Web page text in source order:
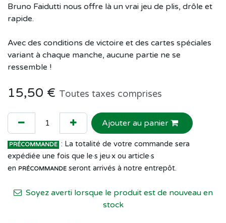
Bruno Faidutti nous offre là un vrai jeu de plis, drôle et
rapide.
Avec des conditions de victoire et des cartes spéciales
variant à chaque manche, aucune partie ne se
ressemble !
15,50 € Toutes taxes comprises
Ajouter au panier
PRÉCOMMANDE : La totalité de votre commande sera
expédiée une fois que le·s jeu·x ou article·s
en PRÉCOMMANDE seront arrivés à notre entrepôt.
Soyez averti lorsque le produit est de nouveau en
stock